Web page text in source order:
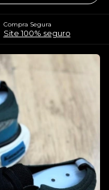
Compra Segura
Site 100% seguro